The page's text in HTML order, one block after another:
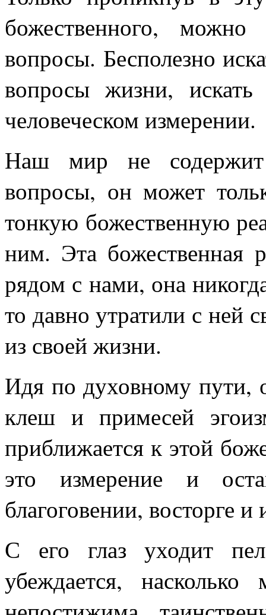
божественного,
вопросы. Бесполезно
вопросы жизни,
человеческом измерении.
Наш мир не содержит
вопросы, он может
тонкую божественную
ним. Эта божественная
рядом с нами, она
то давно утратили с ней
из своей жизни.
Идя по духовному пути,
клеш и примесей
приближается к этой
это измерение и
благоговении, восторге
С его глаз уходит
убеждается, насколько